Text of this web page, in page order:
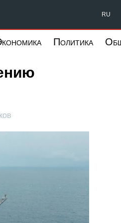
RU
Политика